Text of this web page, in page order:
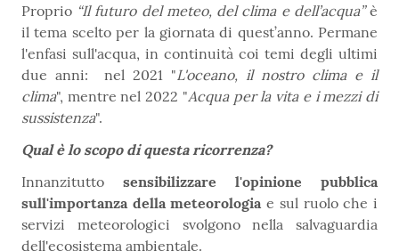
Proprio “Il futuro del meteo, del clima e dell’acqua”è
il tema scelto per la giornata di quest’anno. Permane
l'enfasi sull'acqua, in continuità coi temi degli ultimi
due anni:
nel 2021 "L'oceano, il nostro clima e il
clima", mentre nel 2022 "Acqua per la vita e i mezzi di
sussistenza".
Qual è lo scopo di questa ricorrenza?
Innanzitutto sensibilizzare l'opinione pubblica
sull'importanza della meteorologia e sul ruolo che i
servizi meteorologici svolgono nella salvaguardia
dell'ecosistema ambientale.